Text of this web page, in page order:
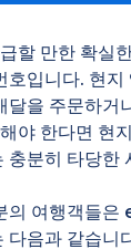
할 만한 확실
호입니다. 현지
달을 주문하거
야 한다면 현
충분히 타당한
의 여행객들은
다음과 같습니